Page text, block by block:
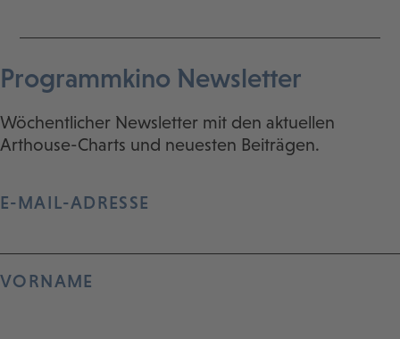
Programmkino Newsletter
Wöchentlicher Newsletter mit den aktuellen
Arthouse-Charts und neuesten Beiträgen.
E-MAIL-ADRESSE
VORNAME